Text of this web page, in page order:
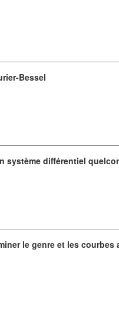
Bessel
système différentiel
le genre et les